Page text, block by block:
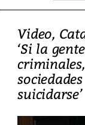
Video,
‘Si la
suicidarse’